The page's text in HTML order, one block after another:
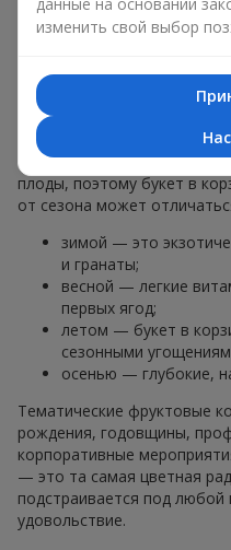
композиции
и
Каждое время года имеет
плоды, поэтому букет в
от сезона может
зимой — это
и гранаты;
весной — легкие
первых ягод;
летом — букет в
сезонными
осенью — глубокие,
Тематические фруктовые
рождения, годовщины,
корпоративные
— это та самая цветная
подстраивается под любой
удовольствие.
изменить свой выбор